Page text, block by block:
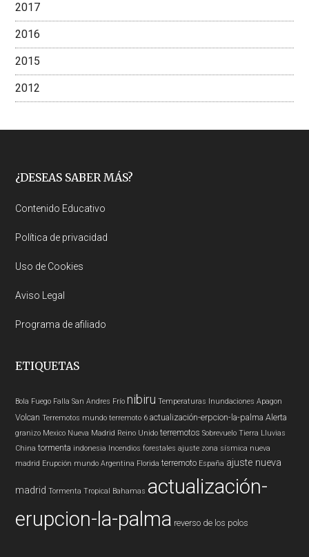
2017
2016
2015
2012
Footer
¿DESEAS SABER MÁS?
Contenido Educativo
Política de privacidad
Uso de Cookies
Aviso Legal
Programa de afiliado
ETIQUETAS
Bola Fuego Falla San Andres Frío nibiru Temperaturas Inundaciones Apagon
Volcan Terremotos mundo terremoto 6 actualización-erpcion-la-palma Alerta
granizo Mexico Nueva Madrid Reino Unido terremotos Sobrevuelo Tierra Lluvias
China tormenta indonesia Incendios forestales ajuste zona sísmica nueva
madrid Erupción mundo Argentina Florida terremoto España ajuste nueva
madrid Tormenta Tropical Bahamas actualización-
erupcion-la-palma reverso de los polos